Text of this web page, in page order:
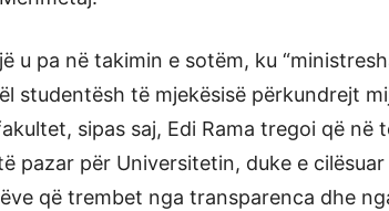
u pa në takimin e sotëm, ku
studentësh të mjekësisë përkundrejt
sipas saj, Edi Rama tregoi që në
pazar për Universitetin, duke e
që trembet nga transparenca dhe